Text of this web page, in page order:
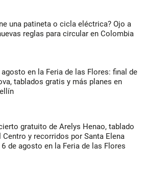
una patineta o cicla eléctrica? Ojo a
reglas para circular en Colombia
agosto en la Feria de las Flores: final de
tablados gratis y más planes en
gratuito de Arelys Henao, tablado
Centro y recorridos por Santa Elena
de agosto en la Feria de las Flores